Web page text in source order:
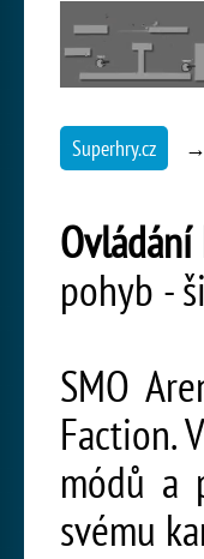
Superhry.cz →
pohyb -
SMO
Faction.
módů a
svému